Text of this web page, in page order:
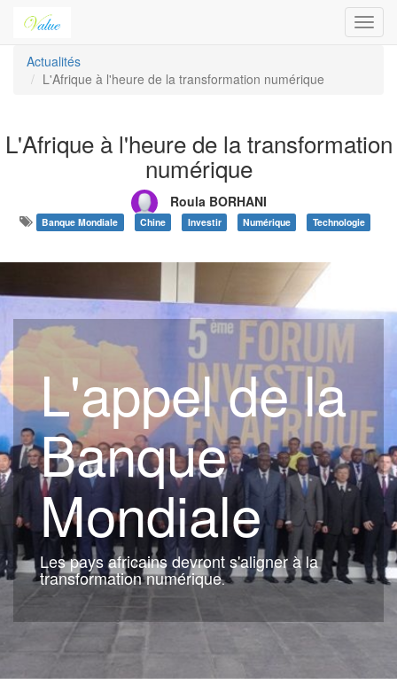
Actualités
L'Afrique à l'heure de la transformation numérique
L'Afrique à l'heure de la transformation
numérique
Roula BORHANI
Banque Mondiale Chine Investir Numérique Technologie
L'appel de la
Banque
Mondiale
Les pays africains devront s'aligner à la
transformation numérique.